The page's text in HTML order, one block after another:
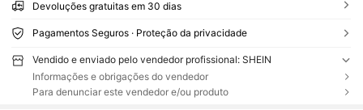
Devoluções gratuitas em 30 dias
Pagamentos Seguros · Proteção da privacidade
Vendido e enviado pelo vendedor profissional: SHEIN
Informações e obrigações do vendedor
Para denunciar este vendedor e/ou produto